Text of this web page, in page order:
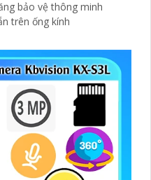
trên ống kính